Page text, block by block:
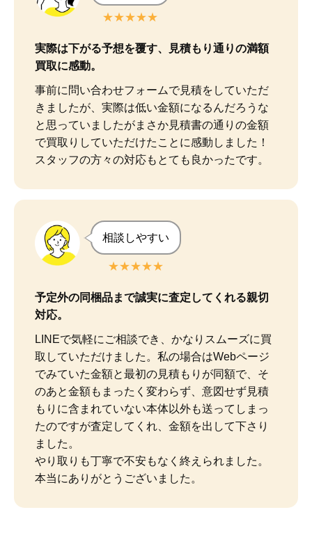
★★★★★
実際は下がる予想を覆す、見積もり通りの満額
買取に感動。
事前に問い合わせフォームで見積をしていただ
きましたが、実際は低い金額になるんだろうな
と思っていましたがまさか見積書の通りの金額
で買取りしていただけたことに感動しました！
スタッフの方々の対応もとても良かったです。
相談しやすい
★★★★★
予定外の同梱品まで誠実に査定してくれる親切
対応。
LINEで気軽にご相談でき、かなりスムーズに買
取していただけました。私の場合はWebページ
でみていた金額と最初の見積もりが同額で、そ
のあと金額もまったく変わらず、意図せず見積
もりに含まれていない本体以外も送ってしまっ
たのですが査定してくれ、金額を出して下さり
ました。
やり取りも丁寧で不安もなく終えられました。
本当にありがとうございました。